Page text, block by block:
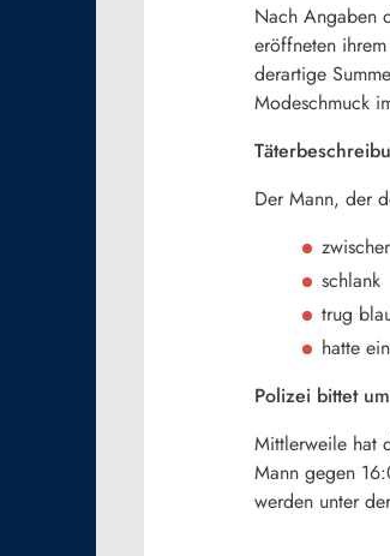
Nach Angaben
eröffneten
derartige
Modeschmuck
Der Mann, der
schlank
trug
hatte
Polizei bittet
Mittlerweile hat
Mann gegen
werden unter